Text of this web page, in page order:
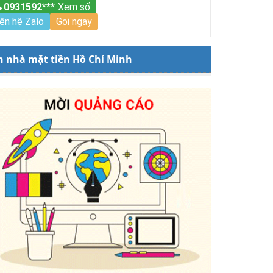
0931592*** Xem số
hệ Zalo
Gọi ngay
nhà mặt tiền Hồ Chí Minh